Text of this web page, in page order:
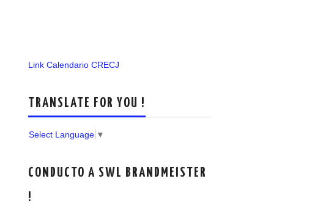
Link Calendario CRECJ
TRANSLATE FOR YOU !
Select Language ▼
CONDUCTO A SWL BRANDMEISTER
!